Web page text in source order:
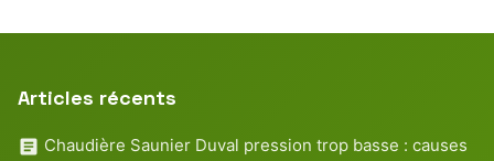
Articles récents
Chaudière Saunier Duval pression trop basse : causes